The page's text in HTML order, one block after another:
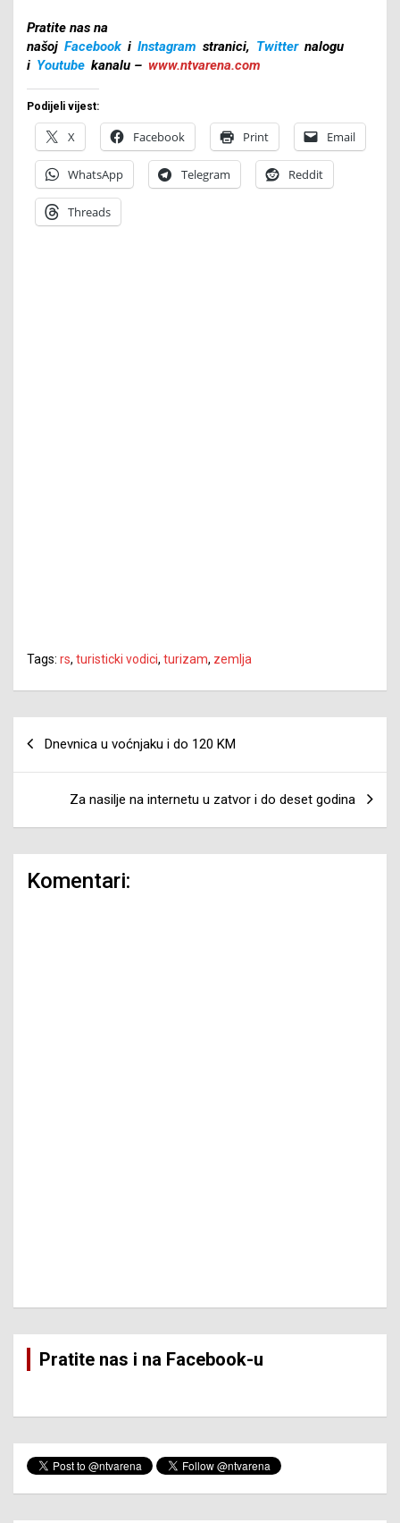
Pratite nas na
našoj Facebook i Instagram stranici, Twitter nalogu
i Youtube kanalu – www.ntvarena.com
Podijeli vijest:
X Facebook Print Email
WhatsApp Telegram Reddit
Threads
Tags: rs, turisticki vodici, turizam, zemlja
Dnevnica u voćnjaku i do 120 KM
Za nasilje na internetu u zatvor i do deset godina
Komentari:
Pratite nas i na Facebook-u